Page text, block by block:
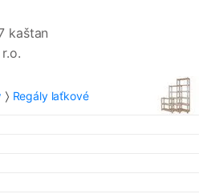
kaštan
Regály laťkové